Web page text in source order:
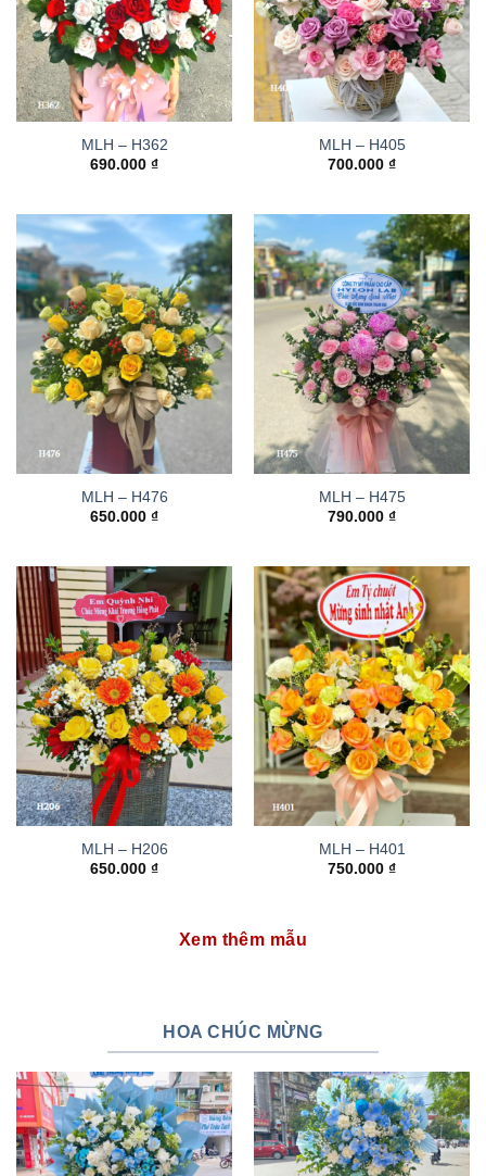
MLH – H362
690.000 ₫
MLH – H405
700.000 ₫
MLH – H476
650.000 ₫
MLH – H475
790.000 ₫
MLH – H206
650.000 ₫
MLH – H401
750.000 ₫
Xem thêm mẫu
HOA CHÚC MỪNG